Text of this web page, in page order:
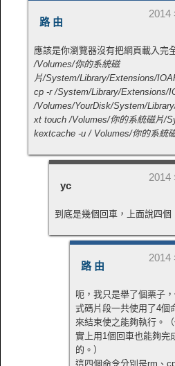
路 由
2014
應該是你瀏覽器沒有把網頁載入完
/Volumes/你的系統磁
片/System/Library/Extensions/
cp -r /System/Library/Extensions/
/Volumes/YourDisk/System/
xt touch /Volumes/你的系統磁片/
kextcache -u / Volumes/你的系統
yc
2014
到底是幾個回車，上面說四個
路 由
2014
呃，我只是舉了個栗子
式碼片段一共使用了4個
來結束使之能夠執行。
實上用1個回車也能夠完
的。）
這四個命令分別是rm、